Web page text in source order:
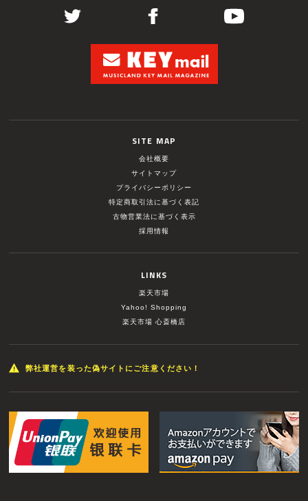
SITE MAP
会社概要
サイトマップ
プライバシーポリシー
特定商取引法に基づく表記
古物営業法に基づく表示
採用情報
LINKS
楽天市場
Yahoo! Shopping
楽天市場 心斎橋店
弊社運営を装った偽サイトにご注意ください！